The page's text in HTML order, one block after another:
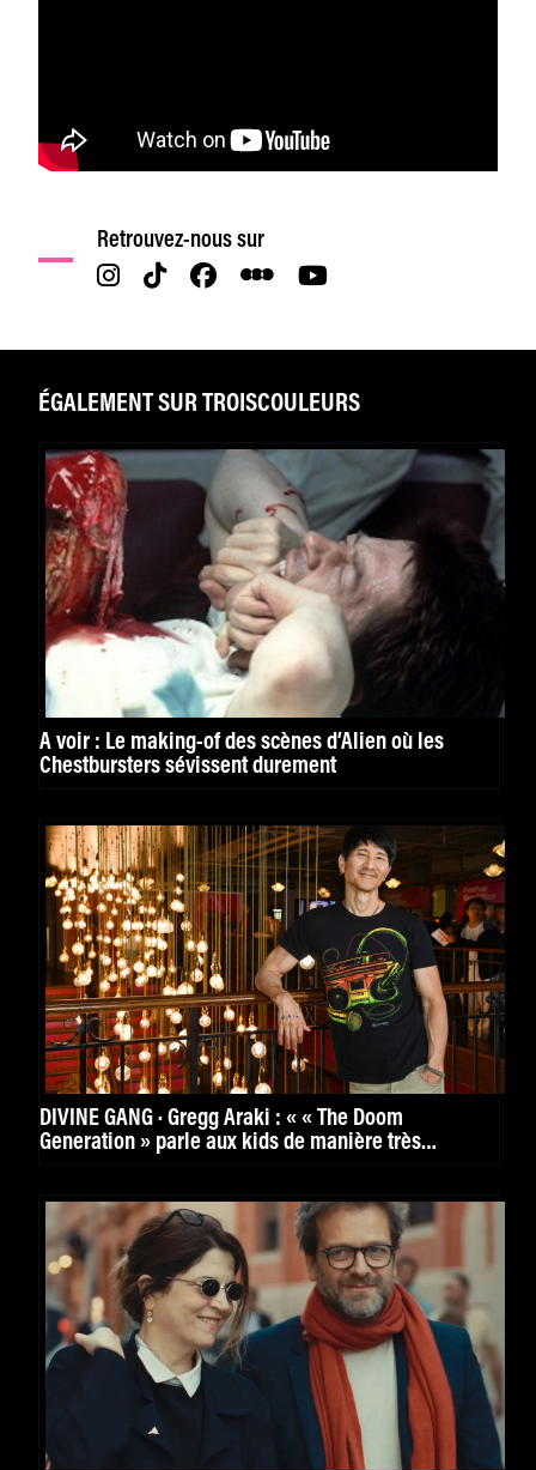
Retrouvez-nous sur
ÉGALEMENT SUR TROISCOULEURS
À voir : Le making-of des scènes d’Alien où les
Chestbursters sévissent durement
DIVINE GANG · Gregg Araki : « « The Doom
Generation » parle aux kids de manière très